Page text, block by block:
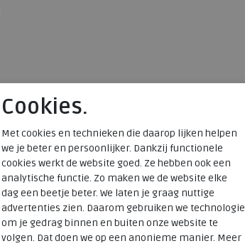
Cookies.
Met cookies en technieken die daarop lijken helpen
we je beter en persoonlijker. Dankzij functionele
cookies werkt de website goed. Ze hebben ook een
analytische functie. Zo maken we de website elke
dag een beetje beter. We laten je graag nuttige
advertenties zien. Daarom gebruiken we technologie
om je gedrag binnen en buiten onze website te
volgen. Dat doen we op een anonieme manier. Meer